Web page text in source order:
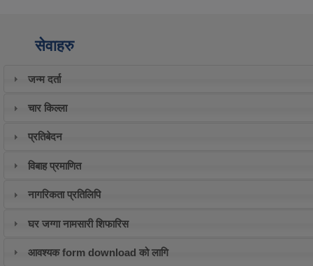
सेवाहरु
जन्म दर्ता
चार किल्ला
प्रतिबेदन
विबाह प्रमाणित
नागरिकता प्रतिलिपि
घर जग्गा नामसारी शिफारिस
आवश्यक form download को लागि